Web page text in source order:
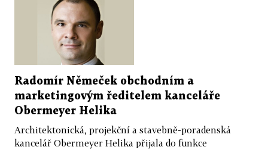
Radomír Němeček obchodním a
marketingovým ředitelem kanceláře
Obermeyer Helika
Architektonická, projekční a stavebně-poradenská
kancelář Obermeyer Helika přijala do funkce